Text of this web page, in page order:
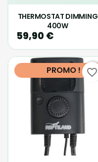
THERMOSTAT DIMMING
400W
59,90 €
PROMO ! favorite_border